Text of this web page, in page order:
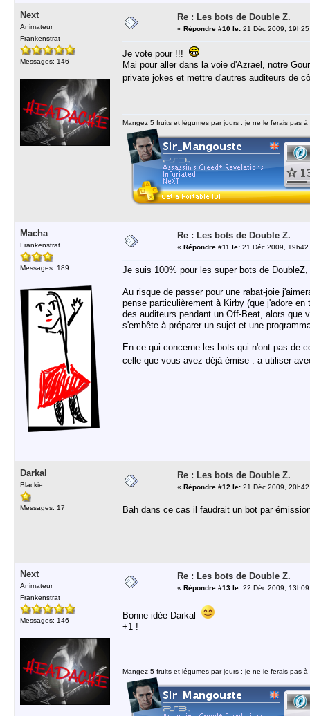
Next
Animateur
Frankenstrat
Messages: 146
Re : Les bots de Double Z.
« Répondre #10 le: 21 Déc 2009,
Je vote pour !!!
Mai pour aller dans la voie d'Azrael, notre
private jokes et mettre d'autres auditeurs de
Mangez 5 fruits et légumes par jours : je ne le ferais pas
Macha
Frankenstrat
Messages: 189
Re : Les bots de Double Z.
« Répondre #11 le: 21 Déc 2009, 19h42
Je suis 100% pour les super bots de
Au risque de passer pour une rabat-joie
pense particulièrement à Kirby (que j'adore
des auditeurs pendant un Off-Beat, alors que
s'embête à préparer un sujet et une
En ce qui concerne les bots qui n'ont pas de
celle que vous avez déjà émise : a utiliser
Darkal
Blackie
Messages: 17
Re : Les bots de Double Z.
« Répondre #12 le: 21 Déc 2009,
Bah dans ce cas il faudrait un bot par
Next
Animateur
Frankenstrat
Messages: 146
Re : Les bots de Double Z.
« Répondre #13 le: 22 Déc 2009,
Bonne idée Darkal
+1 !
Mangez 5 fruits et légumes par jours : je ne le ferais pas